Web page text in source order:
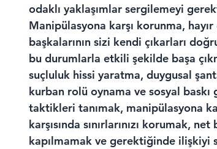
odaklı yaklaşımlar sergilemeyi
Manipülasyona karşı korunma,
başkalarının sizi kendi çıkarları
bu durumlarla etkili şekilde başa
suçluluk hissi yaratma, duygusal
kurban rolü oynama ve sosyal
taktikleri tanımak, manipülasyona
karşısında sınırlarınızı korumak,
kapılmamak ve gerektiğinde ilişkiyi